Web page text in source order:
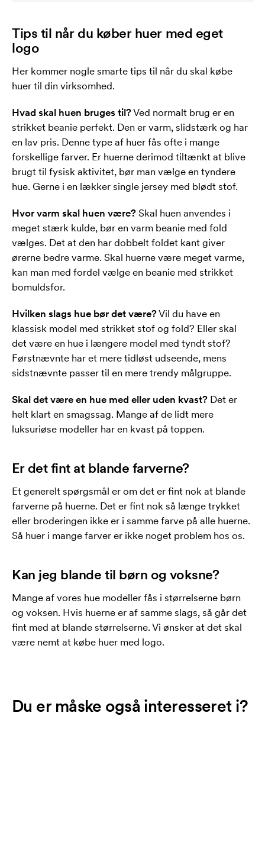
Tips til når du køber huer med eget
logo
Her kommer nogle smarte tips til når du skal købe
huer til din virksomhed.
Hvad skal huen bruges til?Ved normalt brug er en
strikket beanie perfekt. Den er varm, slidstærk og har
en lav pris. Denne type af huer fås ofte i mange
forskellige farver. Er huerne derimod tiltænkt at blive
brugt til fysisk aktivitet, bør man vælge en tyndere
hue. Gerne i en lækker single jersey med blødt stof.
Hvor varm skal huen være?Skal huen anvendes i
meget stærk kulde, bør en varm beanie med fold
vælges. Det at den har dobbelt foldet kant giver
ørerne bedre varme. Skal huerne være meget varme,
kan man med fordel vælge en beanie med strikket
bomuldsfor.
Hvilken slags hue bør det være?Vil du have en
klassisk model med strikket stof og fold? Eller skal
det være en hue i længere model med tyndt stof?
Førstnævnte har et mere tidløst udseende, mens
sidstnævnte passer til en mere trendy målgruppe.
Skal det være en hue med eller uden kvast? Det er
helt klart en smagssag. Mange af de lidt mere
luksuriøse modeller har en kvast på toppen.
Er det fint at blande farverne?
Et generelt spørgsmål er om det er fint nok at blande
farverne på huerne. Det er fint nok så længe trykket
eller broderingen ikke er i samme farve på alle huerne.
Så huer i mange farver er ikke noget problem hos os.
Kan jeg blande til børn og voksne?
Mange af vores hue modeller fås i størrelserne børn
og voksen. Hvis huerne er af samme slags, så går det
fint med at blande størrelserne. Vi ønsker at det skal
være nemt at købe huer med logo.
Du er måske også interesseret i?